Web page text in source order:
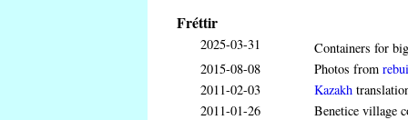
Fréttir
2025-03-31
Containers for
2015-08-08
Photos from
2011-02-03
Kazakh
2011-01-26
Benetice village